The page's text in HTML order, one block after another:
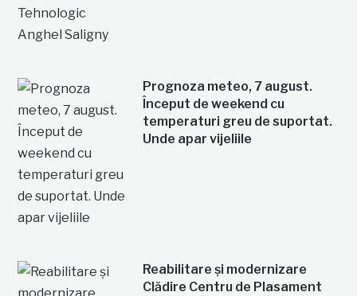
Prognoza meteo, 7 august.
Început de weekend cu
temperaturi greu de suportat.
Unde apar vijeliile
Reabilitare și modernizare
Clădire Centru de Plasament